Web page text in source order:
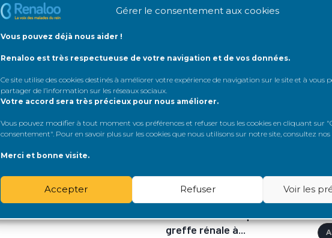
Gérer le consentement aux cookies
Vous pouvez déjà nous aider !
Renaloo est très respectueuse de votre navigation et de vos données.
Ce site utilise des cookies destinés à améliorer votre expérience de navigation sur le site et à vous
partager de l’information sur les réseaux sociaux
Votre accord sera très précieux pour nous améliorer.
Vous pouvez modifier à tout moment vos préférences et refuser tous les cookies en cliquant sur
consentement". Pour en savoir plus sur les cookies que nous utilisons sur notre site, consultez nos
Merci et bonne visite.
Accepter Refuser Voir les
Café Donneurs à Paris le 27
juin...
Evolution historique de la
greffe rénale à...